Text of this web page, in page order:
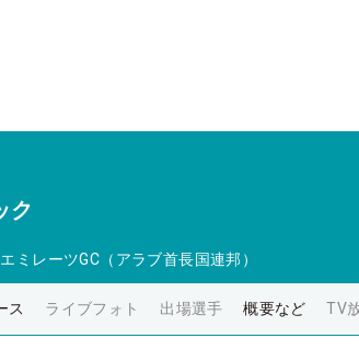
ク
エミレーツGC（アラブ首長国連邦）
ス ライブフォト 出場選手 概要など TV